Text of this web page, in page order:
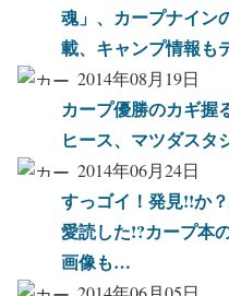
魂」、カープナイン
載、キャンプ情報も
2014年08月19日
カープ優勝のカギ握
ヒース、マツダスタ
2014年06月24日
すっゴイ！発見!!か
愛読した!?カープ本
画像も…